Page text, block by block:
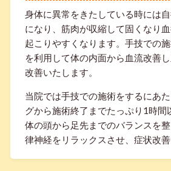
身体に異常をきたしている時には
になり、筋肉が収縮して固くなり
起こりやすくなります。 手技での
を利用して体の内面から血流改善
改善いたします。
当院では手技での施術をするにあ
グから施術終了までたっぷり1時間
体の頭から足先までのバランスを
律神経をリラックスさせ、症状改善